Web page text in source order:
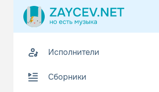
Исполнители
Сборники